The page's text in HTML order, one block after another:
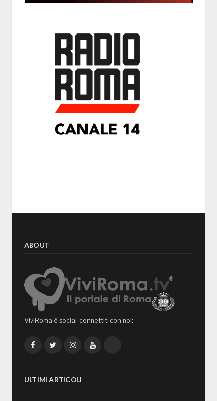
ABOUT
ViviRoma è social, connettiti con noi:
FacebookTwitterInstagramYouTube
ULTIMI ARTICOLI